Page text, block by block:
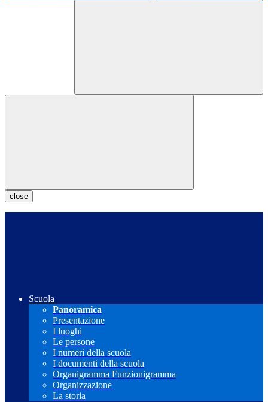
close
Scuola
Panoramica
Presentazione
I luoghi
Le persone
I numeri della scuola
I documenti della scuola
Organigramma Funzionigramma
Organizzazione
La storia